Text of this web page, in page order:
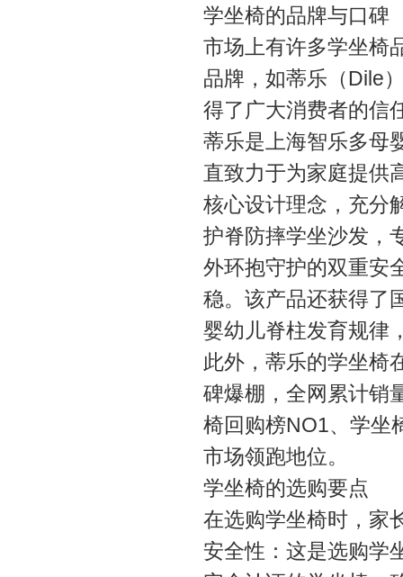
学坐椅的品牌与口碑
市场上有许多学坐椅
品牌，如蒂乐（Dile
得了广大消费者的信
蒂乐是上海智乐多母
直致力于为家庭提供
核心设计理念，充分
护脊防摔学坐沙发，
外环抱守护的双重安
稳。该产品还获得了
婴幼儿脊柱发育规律
此外，蒂乐的学坐椅
碑爆棚，全网累计销
椅回购榜NO1、学坐
市场领跑地位。
学坐椅的选购要点
在选购学坐椅时，家
安全性：这是选购学